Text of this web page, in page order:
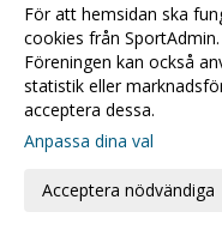
Alla till hallen fredagkväll!
F03 mot Steg 4 i USM
USM & Sammandrag...
Kristianstad Handboll
Öppettider för kansliet
Kompisfika för integration!
För att hemsidan ska
cookies från
Föreningen kan också
statistik eller
acceptera dessa.
Anpassa dina val
Acceptera nödvändiga